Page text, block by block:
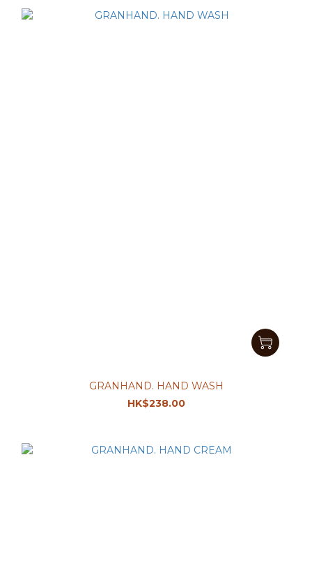
GRANHAND. HAND WASH
HK$238.00